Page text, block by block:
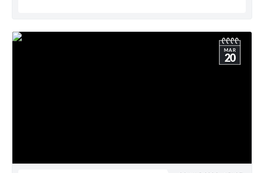
MAR
20